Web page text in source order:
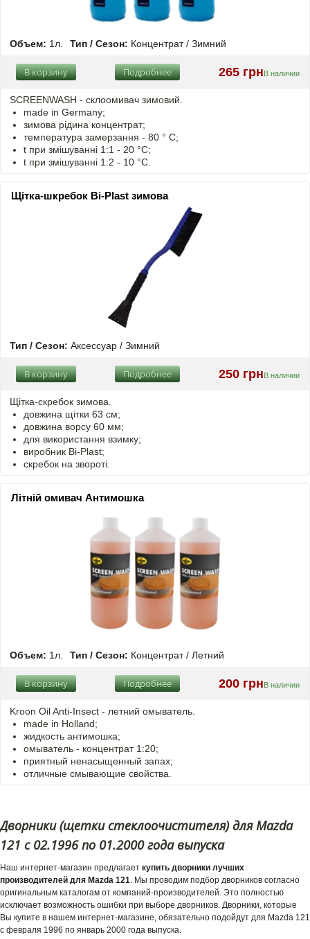
Объем: 1л. Тип / Сезон: Концентрат / Зимний
265 грнВ наличии
Подробнее
В корзину
SCREENWASH - cклоомивач зимовий.
made in Germany;
зимова рідина концентрат;
температура замерзання - 80 ° C;
t при змішуванні 1:1 - 20 °C;
t при змішуванні 1:2 - 10 °C.
Щітка-шкребок Bi-Plast зимова
Тип / Сезон: Аксессуар / Зимний
250 грнВ наличии
Подробнее
В корзину
Щітка-скребок зимова.
довжина щітки 63 см;
довжина ворсу 60 мм;
для використання взимку;
виробник Bi-Plast;
скребок на звороті.
Літній омивач Антимошка
Объем: 1л. Тип / Сезон: Концентрат / Летний
200 грн В наличии
Подробнее
В корзину
Kroon Oil Anti-Insect - летний омыватель.
made in Holland;
жидкость антимошка;
омыватель - концентрат 1:20;
приятный ненасыщенный запах;
отличные смывающие свойства.
Дворники (щетки стеклоочистителя) для Mazda
121 с 02.1996 по 01.2000 года выпуска
Наш интернет-магазин предлагает купить дворники лучших
производителей для Mazda 121. Мы проводим подбор дворников согласно
оригинальным каталогам от компаний-производителей. Это полностью
исключает возможность ошибки при выборе дворников. Дворники, которые
Вы купите в нашем интернет-магазине, обязательно подойдут для Mazda 121
с февраля 1996 по январь 2000 года выпуска.